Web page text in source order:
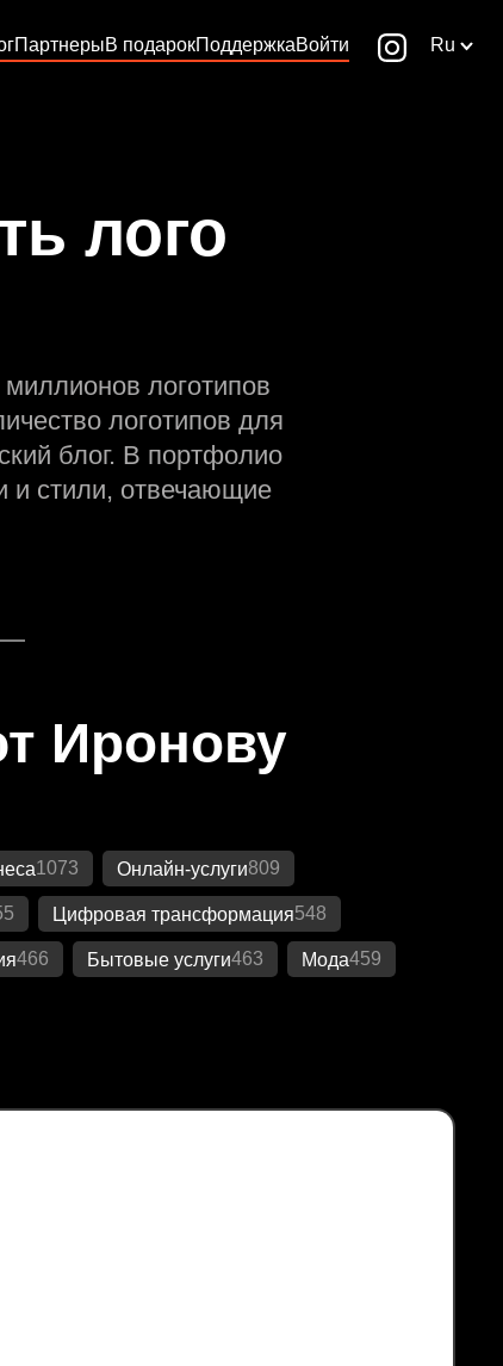
ПартнерыВ подарокПоддержкаВойти Ru
лого
логотипов
логотипов для
блог. В портфолио
и стили, отвечающие
Иронову
1073 Онлайн-услуги809
Цифровая трансформация548
466 Бытовые услуги463 Мода459